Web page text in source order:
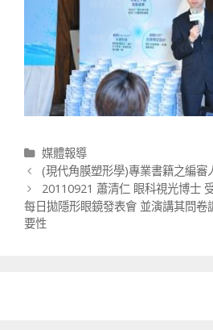
分類
媒體報導
文章導航列
(現代角膜塑形學)專業書籍之編審
20110921 蕭清仁 眼科視光博士
每日拋隱形眼鏡發表會 並演講其問卷
要性